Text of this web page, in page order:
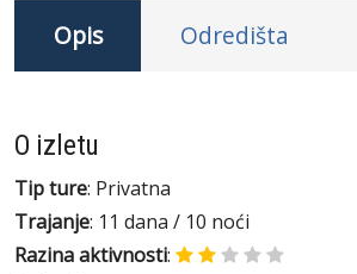
Opis Odredišta
O izletu
Tip ture: Privatna
Trajanje: 11 dana / 10 noći
Razina aktivnosti: